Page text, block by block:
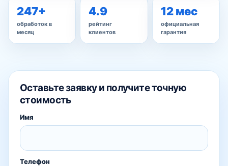
247+
обработок в
месяц
4.9
рейтинг
клиентов
12 мес
официальная
гарантия
Оставьте заявку и получите точную
стоимость
Имя
Телефон